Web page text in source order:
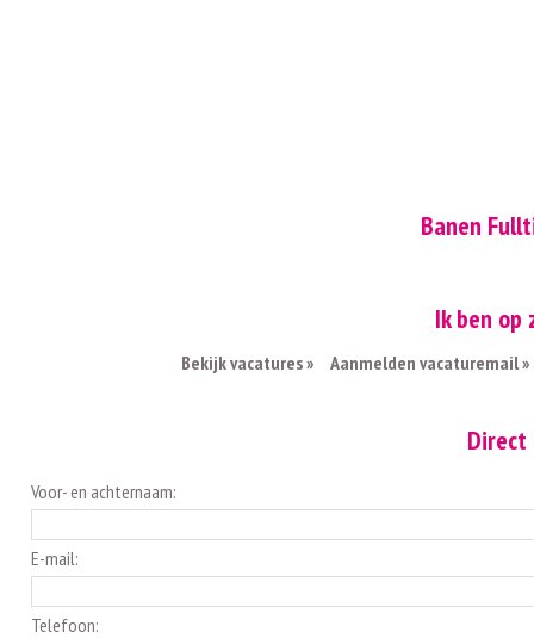
Banen
Ik ben op
Bekijk vacatures » Aanmelden vacaturemail »
Voor- en achternaam:
E-mail:
Telefoon: